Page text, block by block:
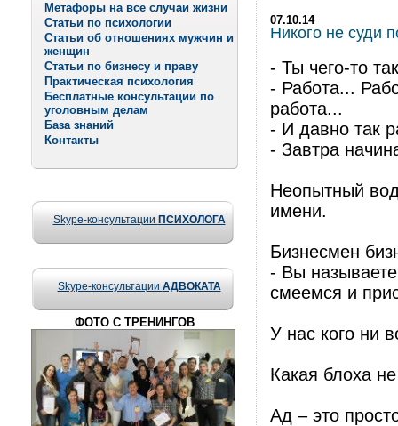
Метафоры на все случаи жизни
Статьи по психологии
Статьи об отношениях мужчин и
женщин
Статьи по бизнесу и праву
Практическая психология
Бесплатные консультации по
уголовным делам
База знаний
Контакты
Skype-консультации ПСИХОЛОГА
Skype-консультации АДВОКАТА
ФОТО С ТРЕНИНГОВ
07.10.14
Никого не суди
- Ты чего-то
- Работа...
работа...
- И давно так
- Завтра
Неопытный
имени.
Бизнесмен
- Вы
смеемся и
У нас кого ни
Какая блоха
Ад – это